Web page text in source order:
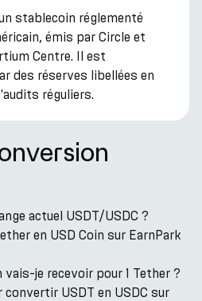
stablecoin réglementé
émis par Circle et
Centre. Il est
des réserves libellées en
réguliers.
actuel USDT/USDC ?
en USD Coin sur EarnPark
vais-je recevoir pour 1 Tether ?
USDT en USDC sur